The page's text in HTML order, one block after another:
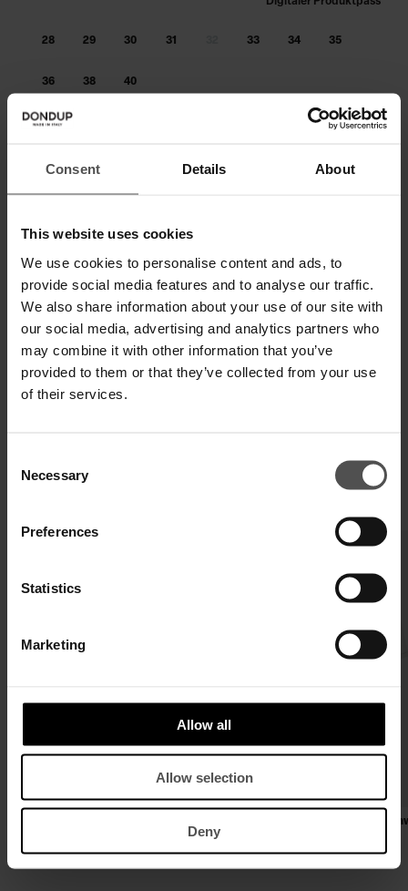
Consent Details About
This website uses cookies
We use cookies to personalise content and ads, to
provide social media features and to analyse our traffic.
We also share information about your use of our site with
our social media, advertising and analytics partners who
may combine it with other information that you’ve
provided to them or that they’ve collected from your use
of their services.
Selection
Necessary
Preferences
Statistics
Marketing
Allow all
Allow selection
Deny
Digitaler Produktpass
28 29 30 31 33 34 35
36 38 40
Größe nicht am Lager?
benachrichtige mich, sobald wieder
verfügbar
IN DEN WARENKORB LEGEN
VERSAND UND RETOUREN
TECHNISCHE SPEZIFIKATIONEN
DIGITALER PRODUKTPASS
€ 640,00
Regular-Fit Poloshirt aus